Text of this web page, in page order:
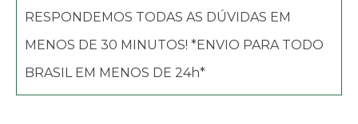
RESPONDEMOS TODAS AS DÚVIDAS EM
MENOS DE 30 MINUTOS! *ENVIO PARA TODO
BRASIL EM MENOS DE 24h*